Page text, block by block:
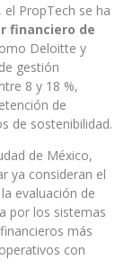
PropTech se ha
financiero de
Deloitte y
gestión
8 y 18 %,
de
de sostenibilidad.
de México,
ya consideran el
evaluación de
por los sistemas
más
con